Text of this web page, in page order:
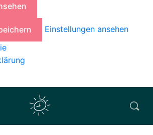
Einstellungen ansehen